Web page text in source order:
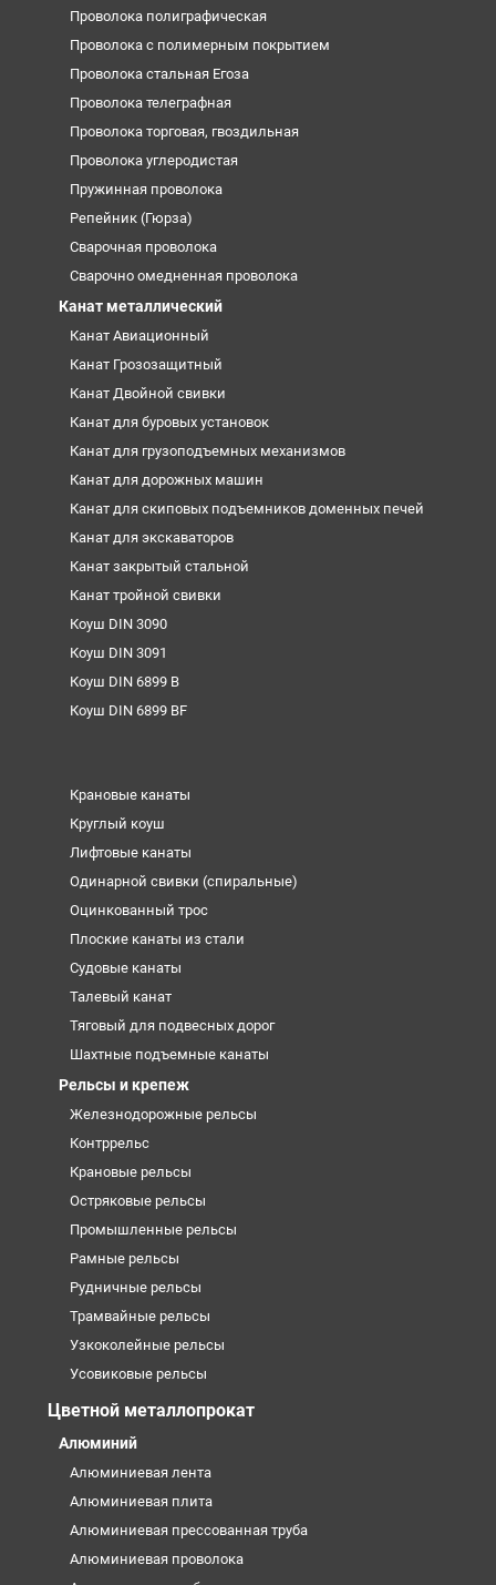
Проволока полиграфическая
Проволока с полимерным покрытием
Проволока стальная Егоза
Проволока телеграфная
Проволока торговая, гвоздильная
Проволока углеродистая
Пружинная проволока
Репейник (Гюрза)
Сварочная проволока
Сварочно омедненная проволока
Канат металлический
Канат Авиационный
Канат Грозозащитный
Канат Двойной свивки
Канат для буровых установок
Канат для грузоподъемных механизмов
Канат для дорожных машин
Канат для скиповых подъемников доменных печей
Канат для экскаваторов
Канат закрытый стальной
Канат тройной свивки
Коуш DIN 3090
Коуш DIN 3091
Коуш DIN 6899 B
Коуш DIN 6899 BF
Крановые канаты
Круглый коуш
Лифтовые канаты
Одинарной свивки (спиральные)
Оцинкованный трос
Плоские канаты из стали
Судовые канаты
Талевый канат
Тяговый для подвесных дорог
Шахтные подъемные канаты
Рельсы и крепеж
Железнодорожные рельсы
Контррельс
Крановые рельсы
Остряковые рельсы
Промышленные рельсы
Рамные рельсы
Рудничные рельсы
Трамвайные рельсы
Узкоколейные рельсы
Усовиковые рельсы
Цветной металлопрокат
Алюминий
Алюминиевая лента
Алюминиевая плита
Алюминиевая прессованная труба
Алюминиевая проволока